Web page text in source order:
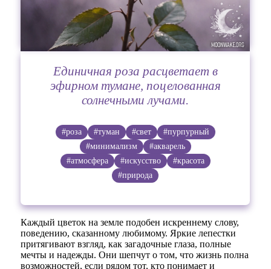
Единичная роза расцветает в
эфирном тумане, поцелованная
солнечными лучами.
#роза #туман #свет
#пурпурный
#минимализм
#акварель
#атмосфера
#искусство
#красота
#природа
Каждый цветок на земле подобен искреннему слову,
поведению, сказанному любимому. Яркие лепестки
притягивают взгляд, как загадочные глаза, полные
мечты и надежды. Они шепчут о том, что жизнь полна
возможностей, если рядом тот, кто понимает и